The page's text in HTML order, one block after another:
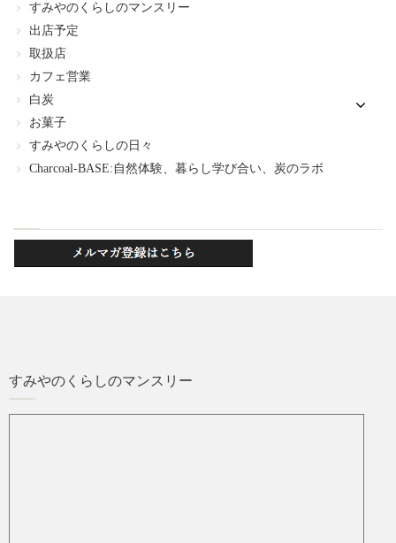
すみやのくらしのマンスリー
出店予定
取扱店
カフェ営業
白炭
お菓子
すみやのくらしの日々
Charcoal-BASE:自然体験、暮らし学び合い、炭のラボ
すみやのくらしのマンスリー